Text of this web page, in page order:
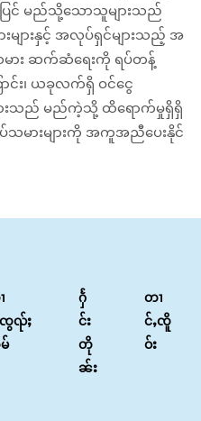
င် မည်သို့သောသူများသည်
များနှင့် အလုပ်ရှင်များသည့် အ
ား ဆက်ဆံရေးကို ရပ်တန့်
င်း၊ ယခုလက်ရှိ ဝင်ငွေ
ျားသည် မည်ကဲ့သို့ ထိရောက်မှုရှိရှိ
ားများကို အကူအညီပေးနိုင်
ၸွၺ်ႈ
ႁႅ
င်း
တို
ၼ်း
တၢ
င်ႇၸိူ
ဝ်း